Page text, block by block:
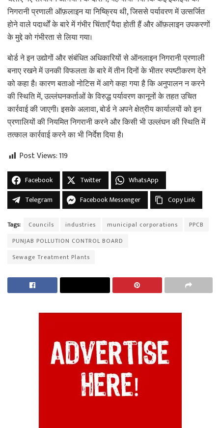
निगरानी प्रणाली ऑफ़लाइन या निष्क्रिय थी, जिससे पर्यावरण में उत्सर्जित
होने वाले पदार्थों के बारे में गंभीर चिंताएँ पैदा होती हैं और ऑफ़लाइन उपकरणों
के मुद्दे को गंभीरता से लिया गया।
बोर्ड ने इन उद्योगों और संबंधित अधिकारियों से ऑनलाइन निगरानी प्रणाली
बनाए रखने में उनकी विफलता के बारे में तीन दिनों के भीतर स्पष्टीकरण देने
को कहा है। कारण बताओ नोटिस में आगे कहा गया है कि अनुपालन न करने
की स्थिति में, उल्लंघनकर्ताओं के विरुद्ध पर्यावरण कानूनों के तहत उचित
कार्रवाई की जाएगी। इसके अलावा, बोर्ड ने अपने क्षेत्रीय कार्यालयों को इन
प्रणालियों की नियमित निगरानी करने और किसी भी उल्लंघन की स्थिति में
तत्काल कार्रवाई करने का भी निर्देश दिया है।
Post Views:119
Facebook Twitter
WhatsApp
Telegram
Facebook Messenger Copy Link
Tags: Councils industries municipal corporations
PPCB
PUNJAB POLLUTION CONTROL BOARD
Sewage Treatment Plants